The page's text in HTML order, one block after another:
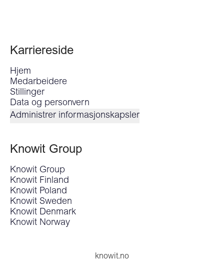
Karriereside
Hjem
Medarbeidere
Stillinger
Data og personvern
Administrer informasjonskapsler
Knowit Group
Knowit Group
Knowit Finland
Knowit Poland
Knowit Sweden
Knowit Denmark
Knowit Norway
knowit.no